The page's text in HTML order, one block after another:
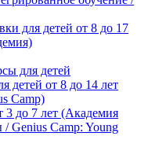
для детей от 8 до 17
для детей
детей от 8 до 14 лет
Camp)
3 до 7 лет (Академия
Genius Camp: Young